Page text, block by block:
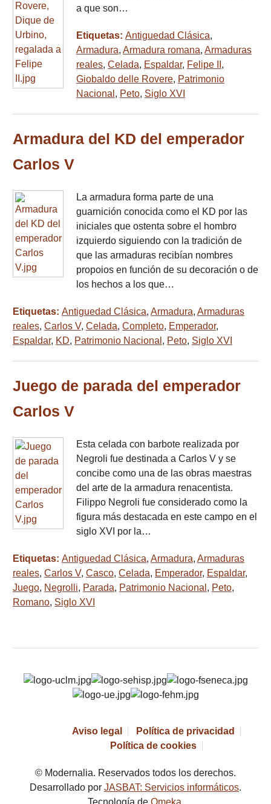
a que son…
Etiquetas: Antiguedad Clásica,
Armadura, Armadura romana, Armaduras
reales, Celada, Espaldar, Felipe II ,
Giobaldo delle Rovere, Patrimonio
Nacional , Peto, Siglo XVI
Armadura del KD del emperador
Carlos V
La armadura forma parte de una
guarnición conocida como el KD por las
iniciales que ostenta sobre el hombro
izquierdo siguiendo con la tradición de
que las armaduras recibían nombres
propoios en función de su decoración o de
los hechos a los que…
Etiquetas: Antiguedad Clásica, Armadura, Armaduras
reales, Carlos V, Celada, Completo, Emperador,
Espaldar, KD, Patrimonio Nacional , Peto, Siglo XVI
Juego de parada del emperador
Carlos V
Esta celada con barbote realizada por
Negroli fue destinada a Carlos V y se
concibe como una de las obras maestras
del arte de la armadura renacentista.
Filippo Negroli fue considerado como la
figura más destacada en este campo en el
siglo XVI por la…
Etiquetas: Antiguedad Clásica, Armadura, Armaduras
reales, Carlos V, Casco, Celada, Emperador, Espaldar,
Juego, Negrolli, Parada, Patrimonio Nacional , Peto,
Romano, Siglo XVI
Aviso legal
Política de privacidad
Política de cookies
© Modernalia. Reservados todos los derechos.
Desarrollado por JASBAT: Servicios informáticos.